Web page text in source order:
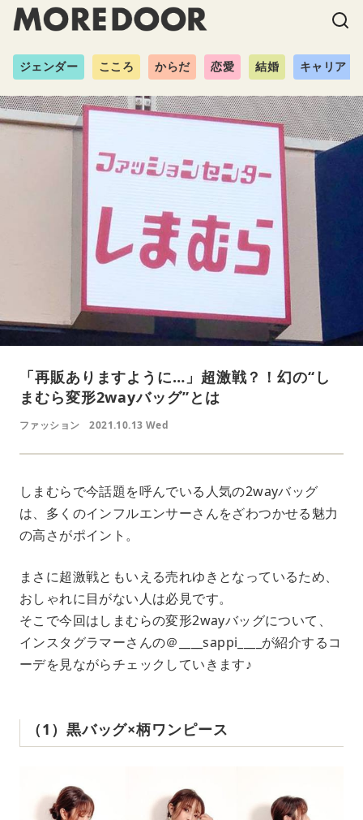
ジェンダー こころ からだ 恋愛 結婚 キャリア
「再販ありますように…」超激戦？！幻の“し
まむら変形2wayバッグ”とは
ファッション 2021.10.13 Wed
しまむらで今話題を呼んでいる人気の2wayバッグ
は、多くのインフルエンサーさんをざわつかせる魅力
の高さがポイント。
まさに超激戦ともいえる売れゆきとなっているため、
おしゃれに目がない人は必見です。
そこで今回はしまむらの変形2wayバッグについて、
インスタグラマーさんの＠____sappi____が紹介するコ
ーデを見ながらチェックしていきます♪
（1）黒バッグ×柄ワンピース